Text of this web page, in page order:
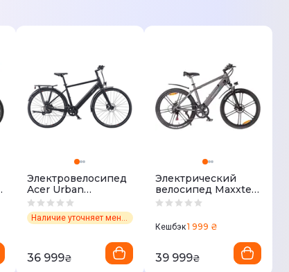
Электровелосипед
Acer Urban
(GP.EBG11.001)
Наличие уточняет менеджер
36 999₴
Электрический
велосипед Maxxter
RANGER (Gray)
Кешбэк1 999 ₴
39 999₴